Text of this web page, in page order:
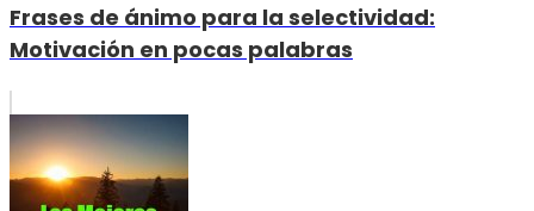
Frases de ánimo para la selectividad:
Motivación en pocas palabras